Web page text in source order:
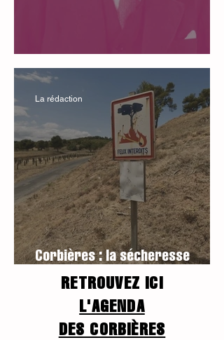
Le numéro 3 est paru
Corbières : la sécheresse
encore !
La rédaction
RETROUVEZ ICI
L'AGENDA
DES CORBIÈRES